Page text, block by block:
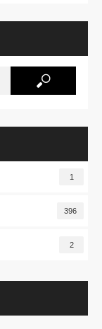
1
396
2